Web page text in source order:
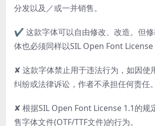
分发以及／或一并销售。
✔ 这款字体可以自由修改、改造。但
体也必须同样以SIL Open Font License
✘ 这款字体禁止用于违法行为，如因使
纠纷或法律诉讼，作者不承担任何责任。
✘ 根据SIL Open Font License 1.1的规
售字体文件(OTF/TTF文件)的行为。